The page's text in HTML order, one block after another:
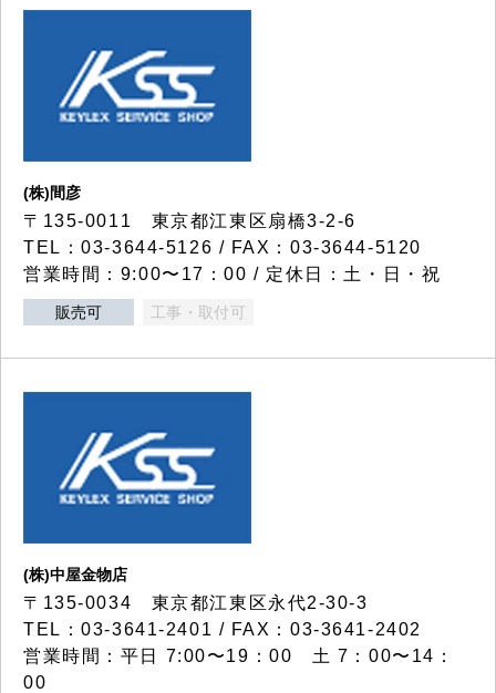
(株)間彦
〒135-0011 東京都江東区扇橋3-2-6
TEL：03-3644-5126 / FAX：03-3644-5120
営業時間：9:00〜17：00 / 定休日：土・日・祝
販売可 工事・取付可
(株)中屋金物店
〒135-0034 東京都江東区永代2-30-3
TEL：03-3641-2401 / FAX：03-3641-2402
営業時間：平日 7:00〜19：00 土 7：00〜14：
00